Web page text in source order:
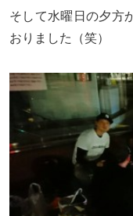
そして水曜日の夕方
おりました（笑）